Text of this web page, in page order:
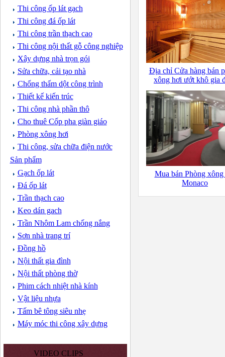
Thi công ốp lát gạch
Thi công đá ốp lát
Thi công trần thạch cao
Thi công nội thất gỗ công nghiệp
Xây dựng nhà trọn gói
Sửa chữa, cải tạo nhà
Chống thấm dột công trình
Thiết kế kiến trúc
Thi công nhà phần thô
Cho thuê Cốp pha giàn giáo
Phòng xông hơi
Thi công, sửa chữa điện nước
Sản phẩm
Gạch ốp lát
Đá ốp lát
Trần thạch cao
Keo dán gach
Trần Nhôm Lam chống nắng
Sơn nhà trang trí
Đồng hồ
Nội thất gia đình
Nội thất phòng thờ
Phim cách nhiệt nhà kính
Vật liệu nhựa
Tấm bê tông siêu nhẹ
Máy móc thi công xây dựng
VIDEO CLIPS
Địa chỉ Cửa hàng bán
xông hơi ướt khô gia
Mua bán Phòng
Monaco